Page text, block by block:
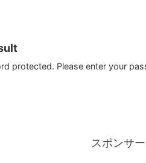
protected. Please enter your
スポンサ